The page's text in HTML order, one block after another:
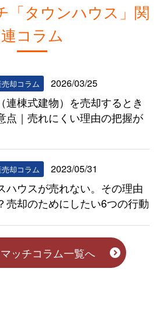
「タウンハウス」関
連コラム
却コラム 2026/03/25
連棟式建物）を売却するとき
点｜売れにくい理由の把握が
却コラム 2023/05/31
ハウスが売れない。その理由
売却のためにしたい6つの行動
ッチコラム一覧へ